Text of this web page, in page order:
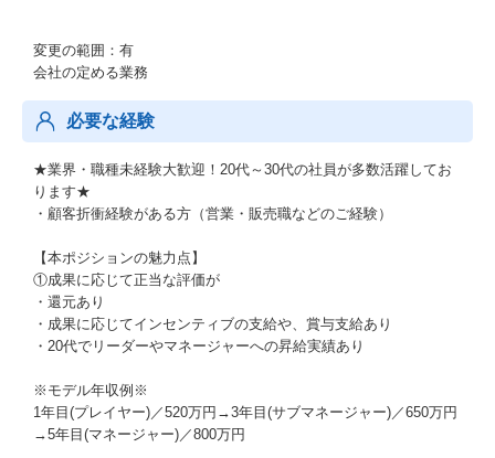
変更の範囲：有
会社の定める業務
必要な経験
★業界・職種未経験大歓迎！20代～30代の社員が多数活躍してお
ります★
・顧客折衝経験がある方（営業・販売職などのご経験）
【本ポジションの魅力点】
①成果に応じて正当な評価が
・還元あり
・成果に応じてインセンティブの支給や、賞与支給あり
・20代でリーダーやマネージャーへの昇給実績あり
※モデル年収例※
1年目(プレイヤー)／520万円→3年目(サブマネージャー)／650万円
→5年目(マネージャー)／800万円